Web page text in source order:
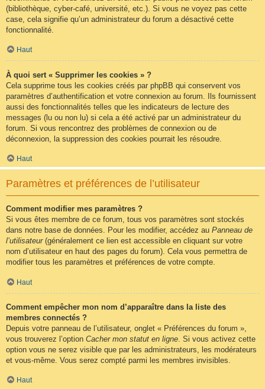
(bibliothèque, cyber-café, université, etc.). Si vous ne voyez pas cette
case, cela signifie qu’un administrateur du forum a désactivé cette
fonctionnalité.
Haut
À quoi sert « Supprimer les cookies » ?
Cela supprime tous les cookies créés par phpBB qui conservent vos
paramètres d’authentification et votre connexion au forum. Ils fournissent
aussi des fonctionnalités telles que les indicateurs de lecture des
messages (lu ou non lu) si cela a été activé par un administrateur du
forum. Si vous rencontrez des problèmes de connexion ou de
déconnexion, la suppression des cookies pourrait les résoudre.
Haut
Paramètres et préférences de l’utilisateur
Comment modifier mes paramètres ?
Si vous êtes membre de ce forum, tous vos paramètres sont stockés
dans notre base de données. Pour les modifier, accédez au Panneau de
l’utilisateur(généralement ce lien est accessible en cliquant sur votre
nom d’utilisateur en haut des pages du forum). Cela vous permettra de
modifier tous les paramètres et préférences de votre compte.
Haut
Comment empêcher mon nom d’apparaître dans la liste des
membres connectés ?
Depuis votre panneau de l’utilisateur, onglet « Préférences du forum »,
vous trouverez l’option Cacher mon statut en ligne . Si vous activez cette
option vous ne serez visible que par les administrateurs, les modérateurs
et vous-même. Vous serez compté parmi les membres invisibles.
Haut